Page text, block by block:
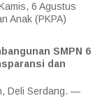
6 Agustus
Anak (PKPA)
SMPN 6
dan
Deli Serdang. —